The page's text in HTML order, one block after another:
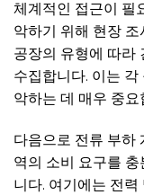
체계적인 접근이 필
악하기 위해 현장
공장의 유형에 따라
수집합니다. 이는
악하는 데 매우 중요
다음으로 전류 부하
역의 소비 요구를
니다. 여기에는 전